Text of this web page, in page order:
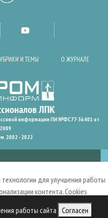
работы сайта Согласен
И ТЕМЫ О ЖУРНАЛЕ
информации ПИ №ФС77-36401 от
2002 - 2022
для улучшения работы
контента. Cookies